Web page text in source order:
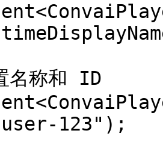
名称和 ID
123");